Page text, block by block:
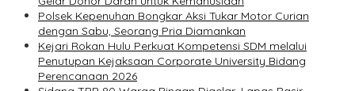
Polsek Kepenuhan Bongkar Aksi Tukar Motor Curian
dengan Sabu, Seorang Pria Diamankan
Kejari Rokan Hulu Perkuat Kompetensi SDM melalui
Penutupan Kejaksaan Corporate University Bidang
Perencanaan 2026